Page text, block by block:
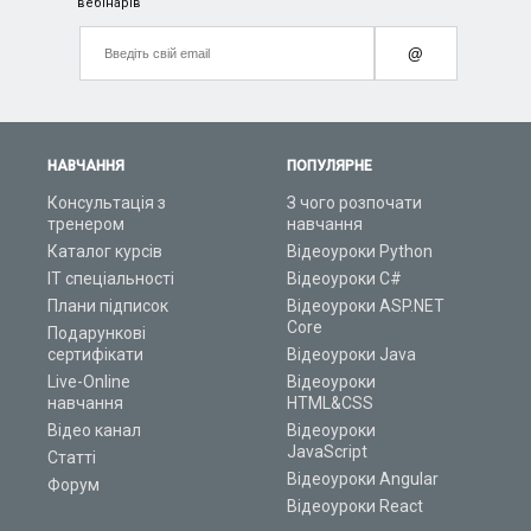
НАВЧАННЯ
Консультація з
тренером
Каталог курсів
ІТ спеціальності
Плани підписок
Подарункові
сертифікати
Live-Online
навчання
Відео канал
Статті
Форум
ПОПУЛЯРНЕ
З чого розпочати
навчання
Відеоуроки Python
Відеоуроки C#
Відеоуроки ASP.NET
Core
Відеоуроки Java
Відеоуроки
HTML&CSS
Відеоуроки
JavaScript
Відеоуроки Angular
Відеоуроки React
вебінарів
@